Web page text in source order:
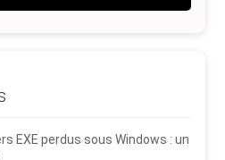
EXE perdus sous Windows : un